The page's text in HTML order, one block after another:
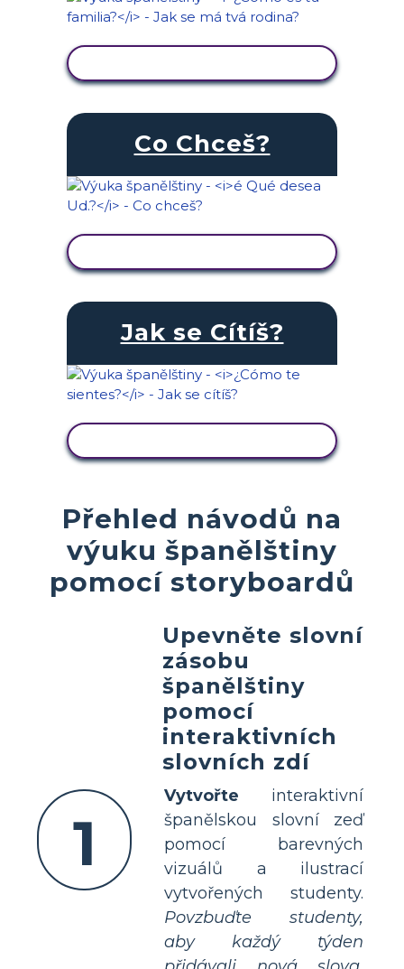
Co Chceš?
Jak se Cítíš?
Přehled návodů na
výuku španělštiny
pomocí storyboardů
1
Upevněte slovní
zásobu
španělštiny
pomocí
interaktivních
slovních zdí
Vytvořte interaktivní
španělskou slovní zeď
pomocí barevných
vizuálů a ilustrací
vytvořených studenty.
Povzbuďte studenty,
aby každý týden